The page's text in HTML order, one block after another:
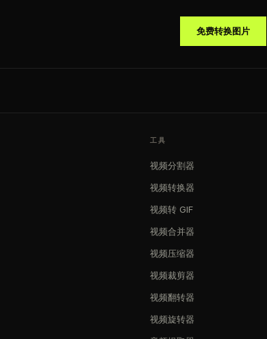
免费转换图片
工具
视频分割器
视频转换器
视频转 GIF
视频合并器
视频压缩器
视频裁剪器
视频翻转器
视频旋转器